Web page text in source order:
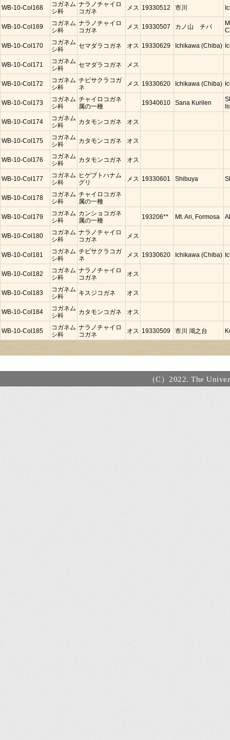
WB-10-Col168
コガネム
シ科
ナラノチャイロ
コガネ
メス 19330512 市川
WB-10-Col169
コガネム
シ科
ナラノチャイロ
コガネ
メス 19330507 カノ山 チバ
WB-10-Col170
コガネム
シ科
セマダラコガネ オス 19330629 Ichikawa (Chiba)
WB-10-Col171
コガネム
シ科
セマダラコガネ メス
WB-10-Col172
コガネム
シ科
チビサクラコガ
ネ
メス 19330620 Ichikawa (Chiba)
WB-10-Col173
コガネム
シ科
チャイロコガネ
属の一種
19340610 Sana Kurilen
WB-10-Col174
コガネム
シ科
カタモンコガネ オス
WB-10-Col175
コガネム
シ科
カタモンコガネ オス
WB-10-Col176
コガネム
シ科
カタモンコガネ オス
WB-10-Col177
コガネム
シ科
ヒゲブトハナム
グリ
メス 19330601 Shibuya
WB-10-Col178
コガネム
シ科
チャイロコガネ
属の一種
WB-10-Col179
コガネム
シ科
カンショコガネ
属の一種
193206** Mt. Ari, Formosa
WB-10-Col180
コガネム
シ科
ナラノチャイロ
コガネ
メス
WB-10-Col181
コガネム
シ科
チビサクラコガ
ネ
メス 19330620 Ichikawa (Chiba)
WB-10-Col182
コガネム
シ科
ナラノチャイロ
コガネ
オス
WB-10-Col183
コガネム
シ科
キスジコガネ オス
WB-10-Col184
コガネム
シ科
カタモンコガネ オス
WB-10-Col185
コガネム
シ科
ナラノチャイロ
コガネ
オス 19330509 市川 鴻之台
（C）2022. The